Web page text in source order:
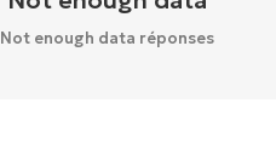
Not enough data réponses